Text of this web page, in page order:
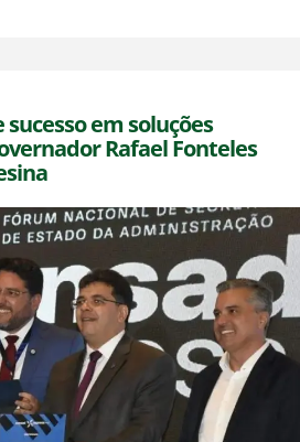
sucesso em soluções
Rafael Fonteles